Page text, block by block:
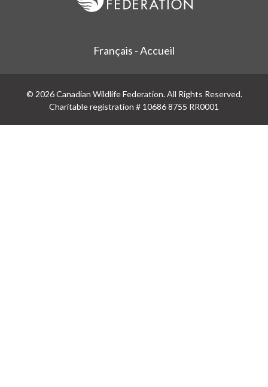
Français - Accueil
© 2026 Canadian Wildlife Federation. All Rights Reserved.
Charitable registration # 10686 8755 RR0001